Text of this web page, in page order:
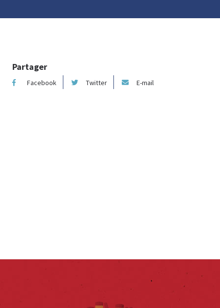
Partager
Facebook Twitter E-mail